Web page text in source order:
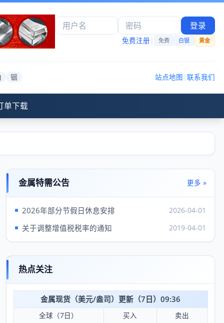
登录
免费注册 | 免费 白银 黄金
铟 站点地图 | 联系我们
单下载
金属特需公告 更多 »
2026年部分节假日休息安排 2026-04-01
关于调整增值税税率的通知 2019-04-01
热点关注
金属现货（美元/盎司）更新（7日）09:36
全球（7日） 买入 卖出